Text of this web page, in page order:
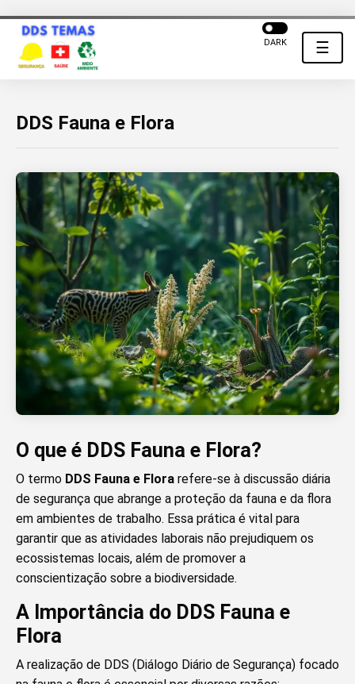
☰
DARK
DDS Fauna e Flora
O que é DDS Fauna e Flora?
O termo DDS Fauna e Flora refere-se à discussão diária
de segurança que abrange a proteção da fauna e da flora
em ambientes de trabalho. Essa prática é vital para
garantir que as atividades laborais não prejudiquem os
ecossistemas locais, além de promover a
conscientização sobre a biodiversidade.
A Importância do DDS Fauna e
Flora
A realização de DDS (Diálogo Diário de Segurança) focado